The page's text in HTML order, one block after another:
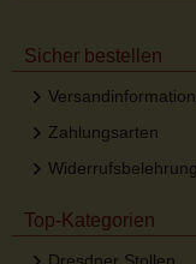
Sicher bestellen
Zahlungsarten
Widerrufsbelehrung
Top-Kategorien